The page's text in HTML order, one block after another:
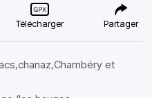
Télécharger Partager
et